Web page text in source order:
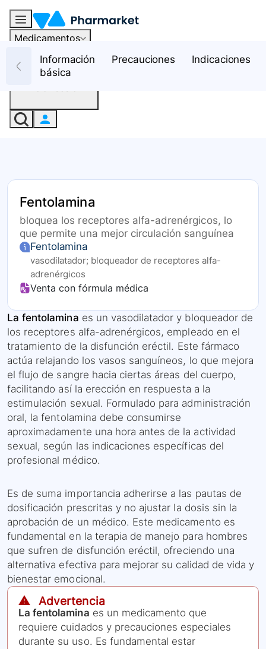
Medicamentos
RecursosInformación
básica
Precauciones Indicaciones
Fentolamina
bloquea los receptores alfa-adrenérgicos, lo
que permite una mejor circulación sanguínea
Fentolamina
vasodilatador; bloqueador de receptores alfa-
adrenérgicos
Venta con fórmula médica
La fentolamina es un vasodilatador y bloqueador de
los receptores alfa-adrenérgicos, empleado en el
tratamiento de la disfunción eréctil. Este fármaco
actúa relajando los vasos sanguíneos, lo que mejora
el flujo de sangre hacia ciertas áreas del cuerpo,
facilitando así la erección en respuesta a la
estimulación sexual. Formulado para administración
oral, la fentolamina debe consumirse
aproximadamente una hora antes de la actividad
sexual, según las indicaciones específicas del
profesional médico.
Es de suma importancia adherirse a las pautas de
dosificación prescritas y no ajustar la dosis sin la
aprobación de un médico. Este medicamento es
fundamental en la terapia de manejo para hombres
que sufren de disfunción eréctil, ofreciendo una
alternativa efectiva para mejorar su calidad de vida y
bienestar emocional.
⚠️ Advertencia
La fentolamina es un medicamento que
requiere cuidados y precauciones especiales
durante su uso. Es fundamental estar